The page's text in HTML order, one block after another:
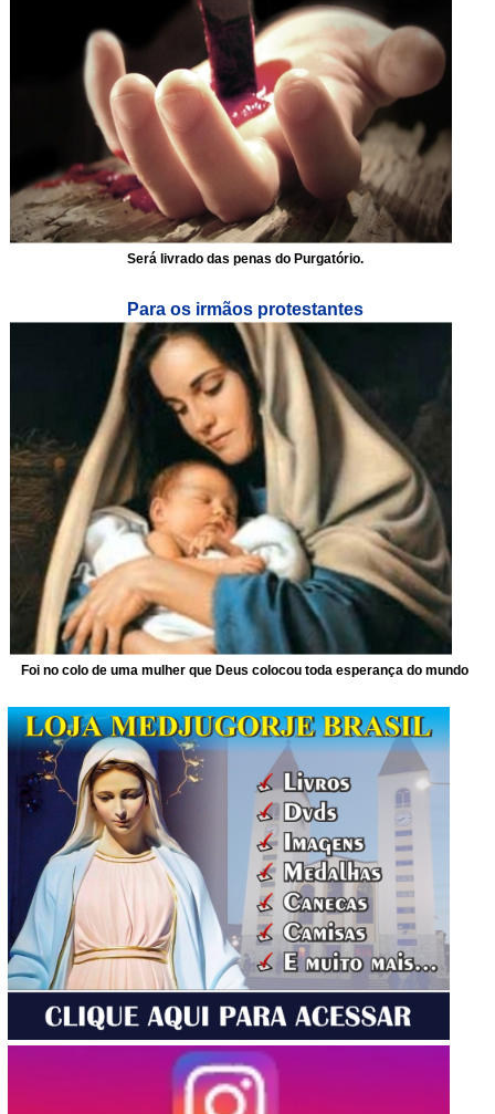
Será livrado das penas do Purgatório.
Para os irmãos protestantes
Foi no colo de uma mulher que Deus colocou toda esperança do mundo